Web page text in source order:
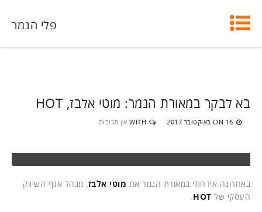
פלי הנמר
בא לבקר במאורת הנמר: מוטי אלבז, HOT
ON 16 באוקטובר 2017 WITH אין תגובות
באחרונה אירחתי במאורת הנמר את מוטי אלבז, מנהל אגף השיווק
העסקי של HOT
.